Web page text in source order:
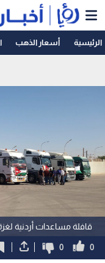
الرئيسية أسعار الذهب
قافلة مساعدات أردنية
0
0